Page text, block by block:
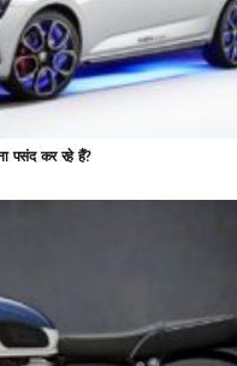
पसंद कर रहे हैं?